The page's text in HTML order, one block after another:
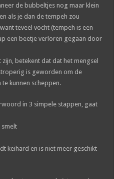
de bubbeltjes nog maar klein
als je dan de tempeh zou
teveel vocht (tempeh is een
een beetje verloren gegaan door
betekent dat dat het mengsel
is geworden om de
kunnen scheppen.
in 3 simpele stappen, gaat
smelt
keihard en is niet meer geschikt